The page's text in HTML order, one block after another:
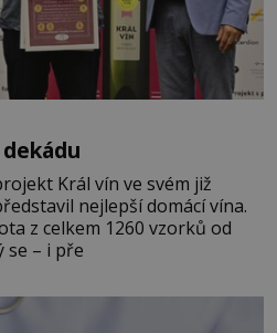
Král vín ve svém již
nejlepší domácí vína.
z celkem 1260 vzorků od
se – i pře